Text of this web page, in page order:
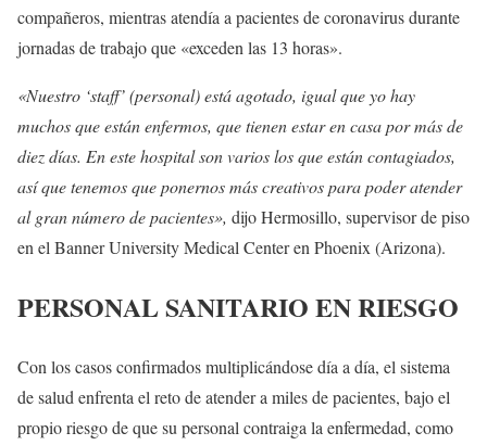
compañeros, mientras atendía a pacientes de coronavirus durante
jornadas de trabajo que «exceden las 13 horas».
«Nuestro ‘staff’ (personal) está agotado, igual que yo hay
muchos que están enfermos, que tienen estar en casa por más de
diez días. En este hospital son varios los que están contagiados,
así que tenemos que ponernos más creativos para poder atender
al gran número de pacientes», dijo Hermosillo, supervisor de piso
en el Banner University Medical Center en Phoenix (Arizona).
PERSONAL SANITARIO EN RIESGO
Con los casos confirmados multiplicándose día a día, el sistema
de salud enfrenta el reto de atender a miles de pacientes, bajo el
propio riesgo de que su personal contraiga la enfermedad, como